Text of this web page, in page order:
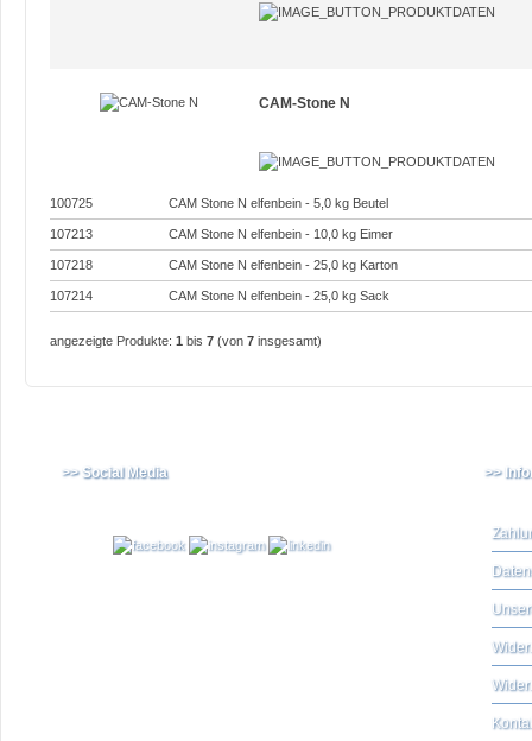
CAM-Stone N
100725 CAM Stone N elfenbein - 5,0 kg Beutel
107213 CAM Stone N elfenbein - 10,0 kg Eimer
107218 CAM Stone N elfenbein - 25,0 kg Karton
107214 CAM Stone N elfenbein - 25,0 kg Sack
angezeigte Produkte: 1 bis 7 (von 7 insgesamt)
>> Social Media >>